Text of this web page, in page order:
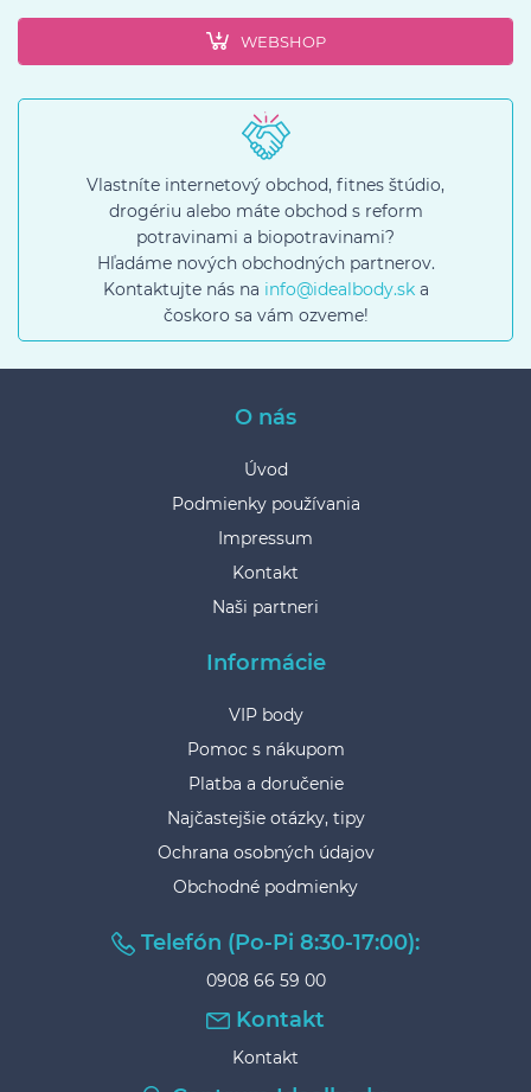
WEBSHOP
Vlastníte internetový obchod, fitnes štúdio,
drogériu alebo máte obchod s reform
potravinami a biopotravinami?
Hľadáme nových obchodných partnerov.
Kontaktujte nás na info@idealbody.ska
čoskoro sa vám ozveme!
O nás
Úvod
Podmienky používania
Impressum
Kontakt
Naši partneri
Informácie
VIP body
Pomoc s nákupom
Platba a doručenie
Najčastejšie otázky, tipy
Ochrana osobných údajov
Obchodné podmienky
Telefón (Po-Pi 8:30-17:00):
0908 66 59 00
Kontakt
Kontakt